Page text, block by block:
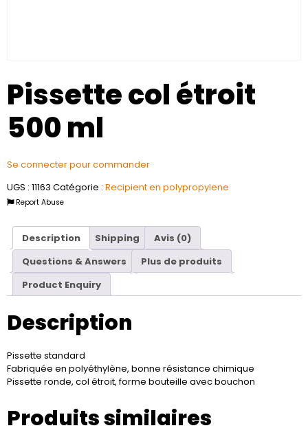
Pissette col étroit
500 ml
Se connecter pour commander
UGS : 11163 Catégorie : Recipient en polypropylene
Report Abuse
Description Shipping
Avis (0)
Questions & Answers
Plus de produits
Product Enquiry
Description
Pissette standard
Fabriquée en polyéthylène, bonne résistance chimique
Pissette ronde, col étroit, forme bouteille avec bouchon
Produits similaires